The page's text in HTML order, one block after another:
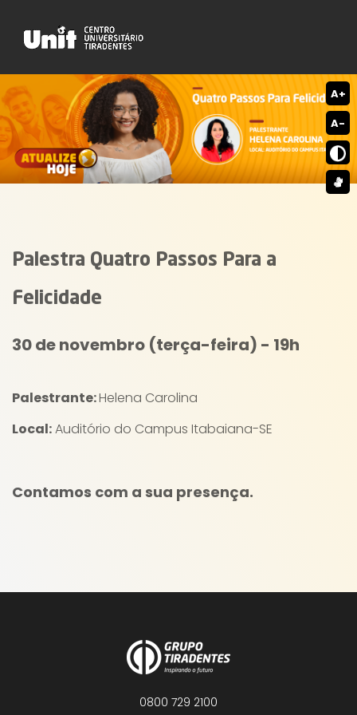
Palestra Quatro Passos Para a
Felicidade
30 de novembro (terça-feira) - 19h
Palestrante:Helena Carolina
Local:Auditório do Campus Itabaiana-SE
Contamos com a sua presença.
0800 729 2100
A+
A-